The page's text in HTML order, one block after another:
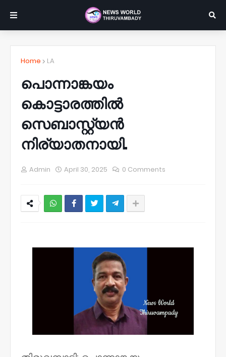
Home LA
പൊന്നാങ്കയം
കൊട്ടാരത്തിൽ
സെബാസ്റ്റ്യൻ
നിര്യാതനായി.
Admin April 30, 2025 0 Comments